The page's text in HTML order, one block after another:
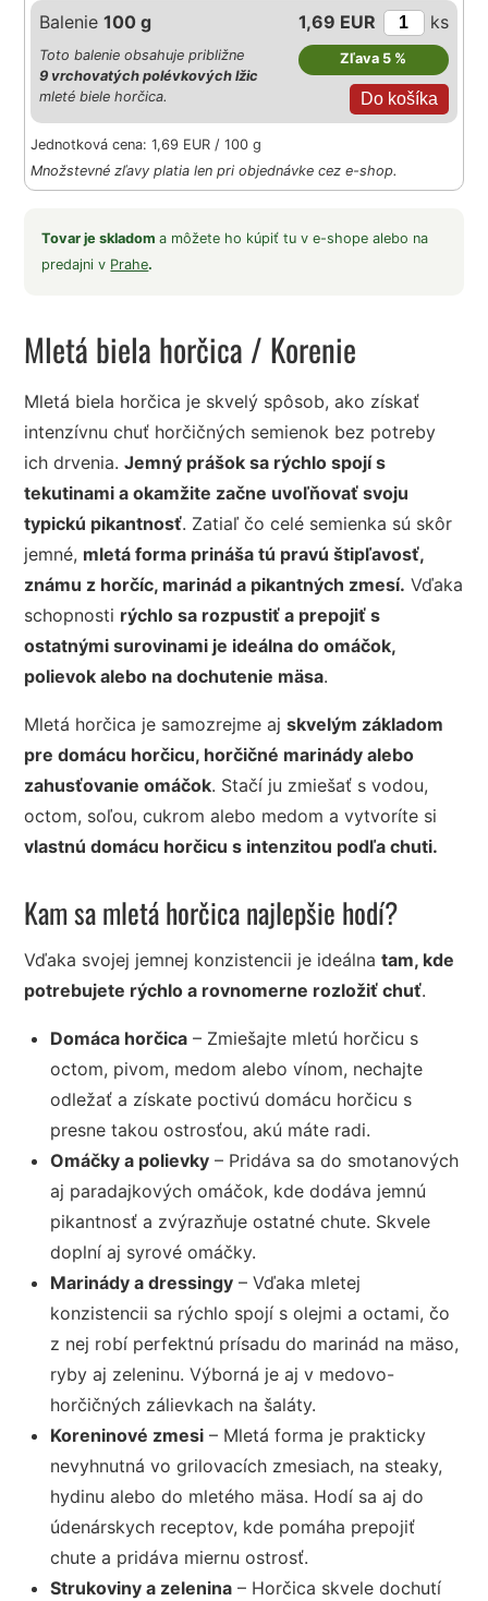
Balenie100 g 1,69 EUR ks
Zľava 5 %
Toto balenie obsahuje približne
9 vrchovatých polévkových lžic
mleté biele horčica.
Jednotková cena: 1,69 EUR / 100 g
Množstevné zľavy platia len pri objednávke cez e-shop.
Tovar je skladoma môžete ho kúpiť tu v e-shope alebo na
predajni v Prahe.
Mletá biela horčica / Korenie
Mletá biela horčica je skvelý spôsob, ako získať
intenzívnu chuť horčičných semienok bez potreby
ich drvenia.Jemný prášok sa rýchlo spojí s
tekutinami a okamžite začne uvoľňovať svoju
typickú pikantnosť. Zatiaľ čo celé semienka sú skôr
jemné, mletá forma prináša tú pravú štipľavosť,
známu z horčíc, marinád a pikantných zmesí. Vďaka
schopnosti rýchlo sa rozpustiť a prepojiť s
ostatnými surovinami je ideálna do omáčok,
polievok alebo na dochutenie mäsa.
Mletá horčica je samozrejme ajskvelým základom
pre domácu horčicu, horčičné marinády alebo
zahusťovanie omáčok. Stačí ju zmiešať s vodou,
octom, soľou, cukrom alebo medom a vytvoríte si
vlastnú domácu horčicu s intenzitou podľa chuti.
Kam sa mletá horčica najlepšie hodí?
Vďaka svojej jemnej konzistencii je ideálnatam, kde
potrebujete rýchlo a rovnomerne rozložiť chuť.
Domáca horčica – Zmiešajte mletú horčicu s
octom, pivom, medom alebo vínom, nechajte
odležať a získate poctivú domácu horčicu s
presne takou ostrosťou, akú máte radi.
Omáčky a polievky – Pridáva sa do smotanových
aj paradajkových omáčok, kde dodáva jemnú
pikantnosť a zvýrazňuje ostatné chute. Skvele
doplní aj syrové omáčky.
Marinády a dressingy – Vďaka mletej
konzistencii sa rýchlo spojí s olejmi a octami, čo
z nej robí perfektnú prísadu do marinád na mäso,
ryby aj zeleninu. Výborná je aj v medovo-
horčičných zálievkach na šaláty.
Koreninové zmesi – Mletá forma je prakticky
nevyhnutná vo grilovacích zmesiach, na steaky,
hydinu alebo do mletého mäsa. Hodí sa aj do
údenárskych receptov, kde pomáha prepojiť
chute a pridáva miernu ostrosť.
Strukoviny a zelenina – Horčica skvele dochutí